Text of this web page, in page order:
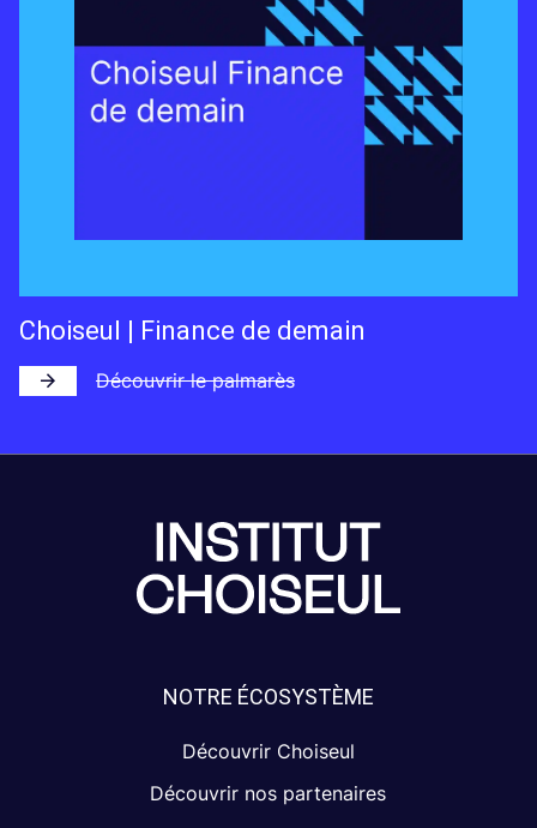
Choiseul | Finance de demain
Découvrir le palmarès
NOTRE ÉCOSYSTÈME
Découvrir Choiseul
Découvrir nos partenaires